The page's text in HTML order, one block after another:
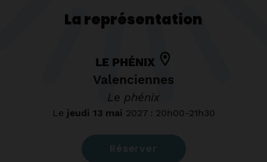
La représentation
LE PHÉNIX
Valenciennes
Le phénix
Le jeudi 13 mai 2027 : 20h00-21h30
Réserver